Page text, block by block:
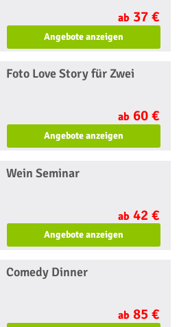
ab 37 €
Angebote anzeigen
Foto Love Story für Zwei
ab 60 €
Angebote anzeigen
Wein Seminar
ab 42 €
Angebote anzeigen
Comedy Dinner
ab 85 €